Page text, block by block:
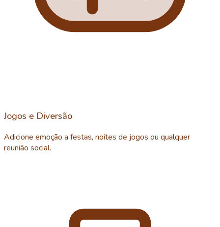
Jogos e Diversão
Adicione emoção a festas, noites de jogos ou qualquer
reunião social.